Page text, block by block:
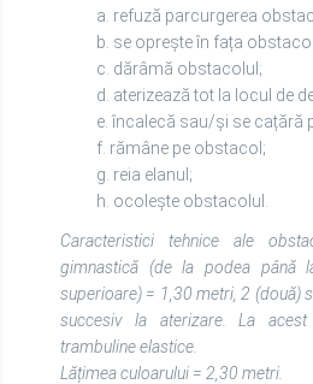
a. refuză parcurgerea
b. se oprește în fața
c. dărâmă obstacolul;
d. aterizează tot la locul de
e. încalecă sau/și se cațără
f. rămâne pe obstacol;
g. reia elanul;
h. ocolește obstacolul.
Caracteristici tehnice ale
gimnastică (de la podea până
superioare) = 1,30 metri, 2 (două)
succesiv la aterizare. La
trambuline elastice.
Lățimea culoarului = 2,30 metri.